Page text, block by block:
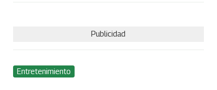
Publicidad
Entretenimiento